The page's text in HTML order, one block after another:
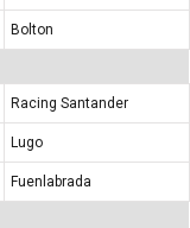
Bolton
Racing Santander
Lugo
Fuenlabrada